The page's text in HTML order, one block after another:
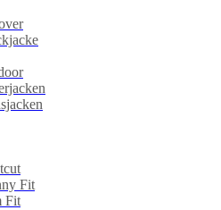
Fit
Fit